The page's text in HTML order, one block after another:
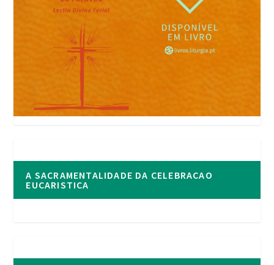
A SACRAMENTALIDADE DA CELEBRACAO
EUCARISTICA